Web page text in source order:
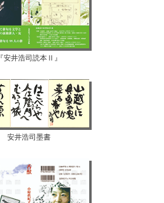
『安井浩司読本Ⅱ』
安井浩司墨書